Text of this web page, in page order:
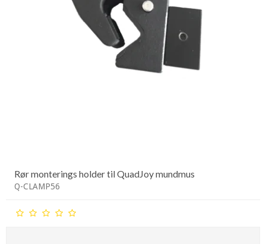
Rør monterings holder til QuadJoy mundmus
Q-CLAMP56